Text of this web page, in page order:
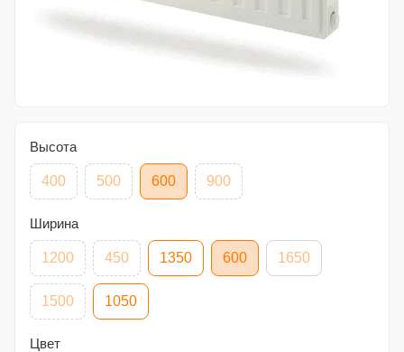
Высота
400 500 600 900
Ширина
1200 450 1350 600 1650
1500 1050
Цвет